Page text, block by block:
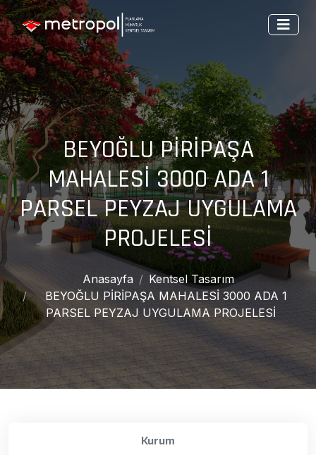
BEYOĞLU PİRİPAŞA
MAHALESİ 3000 ADA 1
PARSEL PEYZAJ UYGULAMA
PROJELESİ
Anasayfa
Kentsel Tasarım
BEYOĞLU PİRİPAŞA MAHALESİ 3000 ADA 1
PARSEL PEYZAJ UYGULAMA PROJELESİ
Kurum